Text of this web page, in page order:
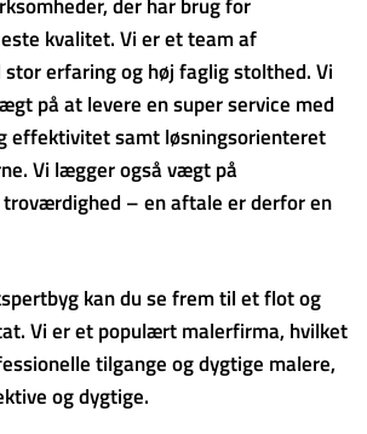
kvalitet. Vi er et team af
erfaring og høj faglig stolthed. Vi
på at levere en super service med
effektivitet samt løsningsorienteret
Vi lægger også vægt på
– en aftale er derfor en
kan du se frem til et flot og
Vi er et populært malerfirma, hvilket
tilgange og dygtige malere,
og dygtige.